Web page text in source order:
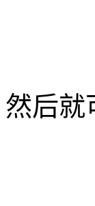
然后就